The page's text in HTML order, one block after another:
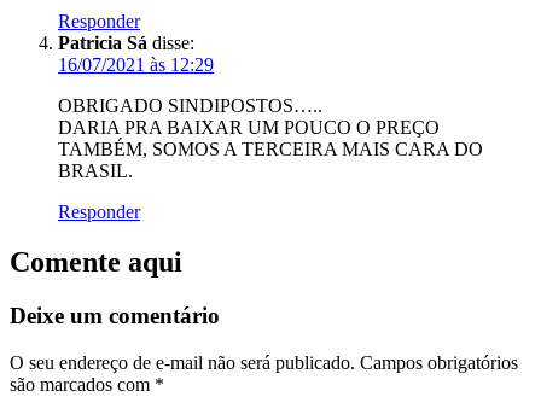
Responder
Patricia Sá disse:
16/07/2021 às 12:29
OBRIGADO SINDIPOSTOS…..
DARIA PRA BAIXAR UM POUCO O PREÇO
TAMBÉM, SOMOS A TERCEIRA MAIS CARA DO
BRASIL.
Responder
Comente aqui
Deixe um comentário
O seu endereço de e-mail não será publicado. Campos obrigatórios
são marcados com *